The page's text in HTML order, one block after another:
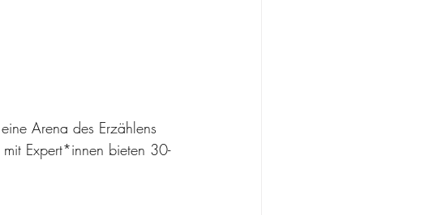
Arena des Erzählens
Expert*innen bieten 30-